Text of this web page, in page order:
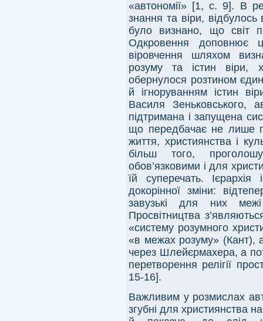
«автономії» [1, с. 9]. В
знання та віри, відбулось
було визнано, що світ
Одкровення доповнює
віровчення шляхом
розуму та істин віри,
обернулося розтином
й ігноруванням істин
Василя Зеньковського,
підтримана і запущена
що передбачає не лише
життя, християнства і
більш того,
обов’язковими і для
їй суперечать.
докорінної зміни:
завузькі для них
Просвітництва
«систему розумного
«в межах розуму» (Кант), а
через Шлейєрмахера, а
перетворення релігії
15-16].
Важливим у розмислах
згубні для християнства